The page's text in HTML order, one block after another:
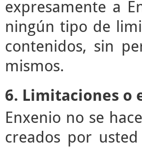
expresamente a
ningún tipo de
contenidos, sin
mismos.
6. Limitaciones o
Enxenio no se
creados por